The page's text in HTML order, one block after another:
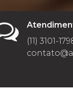
(11) 3101-